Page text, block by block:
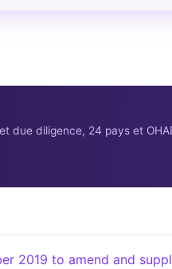
due diligence, 24 pays et
2019 to amend and